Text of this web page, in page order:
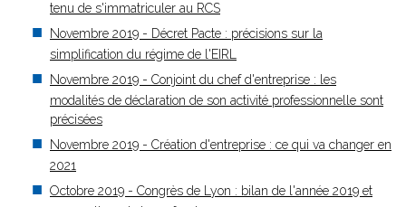
tenu de s'immatriculer au RCS
Novembre 2019 - Décret Pacte : précisions sur la
simplification du régime de l'EIRL
Novembre 2019 - Conjoint du chef d'entreprise : les
modalités de déclaration de son activité professionnelle sont
précisées
Novembre 2019 - Création d'entreprise : ce qui va changer en
2021
Octobre 2019 - Congrès de Lyon : bilan de l'année 2019 et